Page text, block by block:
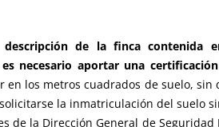
de la finca contenida
necesario aportar una
los metros cuadrados de suelo,
la inmatriculación del suelo
de la Dirección General de Seguridad